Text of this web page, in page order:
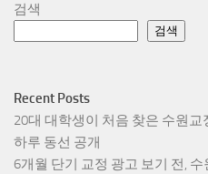
검색
검색
Recent Posts
20대 대학생이 처음 찾은 수원
하루 동선 공개
6개월 단기 교정 광고 보기 전,